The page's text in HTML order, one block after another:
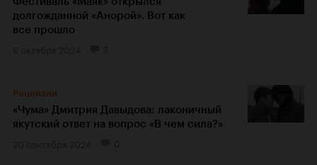
долгожданной «Анорой». Вот как
все прошло
Рецензии
«Чума» Дмитрия Давыдова: лаконичный
якутский ответ на вопрос «В чем сила?»